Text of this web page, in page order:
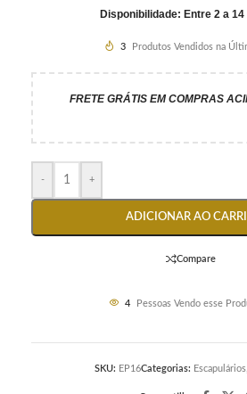
Disponibilidade: Entre 2 a
3 Produtos Vendidos na
FRETE GRÁTIS EM COMPRAS
- +
ADICIONAR AO
Compare
4 Pessoas Vendo esse
SKU: EP16Categorias: Escapulários